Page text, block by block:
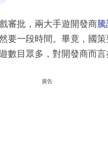
審批，兩大手遊開發商騰
要一段時間。畢竟，國
數目眾多，對開發商而言
廣告